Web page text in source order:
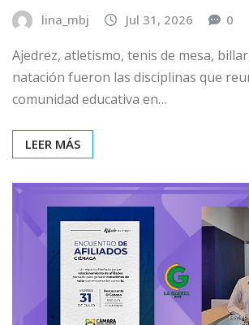
lina_mbj Jul 31, 2026 0
Ajedrez, atletismo, tenis de mesa,
natación fueron las disciplinas que
comunidad educativa en…
LEER MÁS